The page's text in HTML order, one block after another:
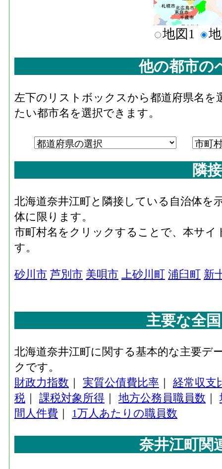
地図1
他の都市の
左下のリストボックスから都道府県名
たい都市名を選択できます。
隣
北海道奈井江町と隣接している自治体を
体に限ります。
市町村名をクリックすることで、本サ
す。
砂川市 芦別市 美唄市 上砂川町 浦臼町 新
主要な全
北海道奈井江町に関する基本的な主要デ
クです。
財政力指数 ｜ 実質公債費比率 ｜ 経常収支
税 ｜ 課税対象所得 ｜ 地方公務員職員数 ｜
間人件費 ｜ 1万人あたりの職員数
奈井江町関